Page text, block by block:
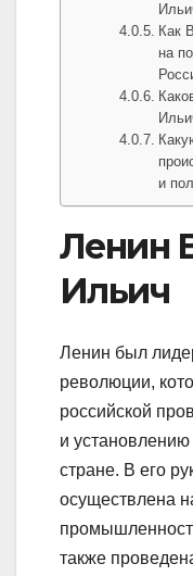
Как
на
и
Ленин
Ильич
Ленин был
революции,
российской
и установлению
стране. В его
осуществлена
также